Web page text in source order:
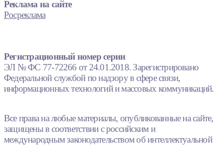
Реклама на сайте
Росреклама
Регистрационный номер серии
ЭЛ № ФС 77-72266 от 24.01.2018. Зарегистрировано
Федеральной службой по надзору в сфере связи,
информационных технологий и массовых коммуникаций.
Все права на любые материалы, опубликованные на сайте,
защищены в соответствии с российским и
международным законодательством об интеллектуальной